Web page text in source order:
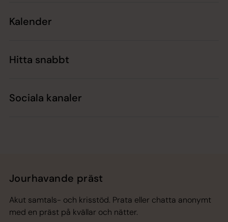
Kalender
Hitta snabbt
Sociala kanaler
Jourhavande präst
Akut samtals- och krisstöd. Prata eller chatta anonymt
med en präst på kvällar och nätter.